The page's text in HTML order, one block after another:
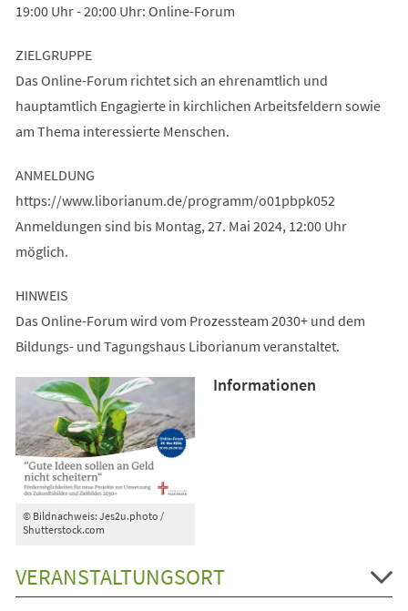
19:00 Uhr - 20:00 Uhr: Online-Forum
ZIELGRUPPE
Das Online-Forum richtet sich an ehrenamtlich und
hauptamtlich Engagierte in kirchlichen Arbeitsfeldern sowie
am Thema interessierte Menschen.
ANMELDUNG
https://www.liborianum.de/programm/o01pbpk052
Anmeldungen sind bis Montag, 27. Mai 2024, 12:00 Uhr
möglich.
HINWEIS
Das Online-Forum wird vom Prozessteam 2030+ und dem
Bildungs- und Tagungshaus Liborianum veranstaltet.
© Bildnachweis: Jes2u.photo /
Shutterstock.com
Informationen
VERANSTALTUNGSORT